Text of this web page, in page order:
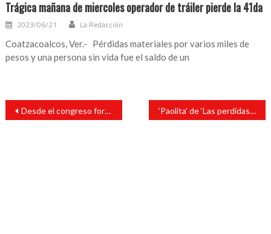
Trágica mañana de miercoles operador de tráiler pierde la 41da
2023/06/21 La Redacción
Coatzacoalcos, Ver.- Pérdidas materiales por varios miles de
pesos y una persona sin vida fue el saldo de un
Navegación
entradas
Desde el congreso fortalecemos la eduación media superior del país: Claudia Tello ‘Paolita’ de ‘Las perdidas’ va por diputación en Guanajuato